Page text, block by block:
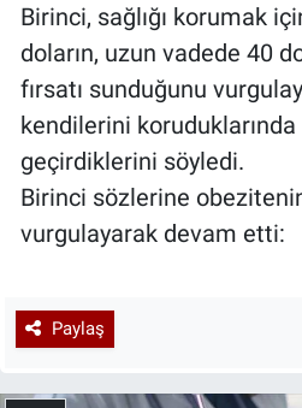
Birinci, sağlığı korumak
doların, uzun vadede 40
fırsatı sunduğunu
kendilerini koruduklarında
geçirdiklerini söyledi.
Birinci sözlerine
vurgulayarak devam etti:
Paylaş